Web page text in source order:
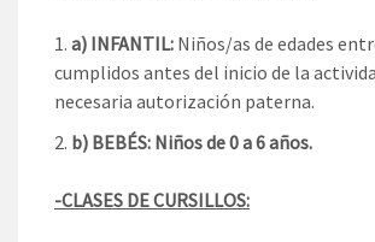
a) INFANTIL: Niños/as de edades
cumplidos antes del inicio de la
necesaria autorización paterna.
b) BEBÉS: Niños de 0 a 6 años.
-CLASES DE CURSILLOS: